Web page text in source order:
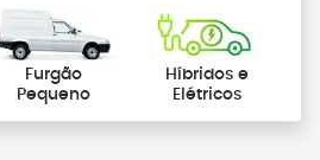
Furgão
Pequeno
Híbridos e
Elétricos